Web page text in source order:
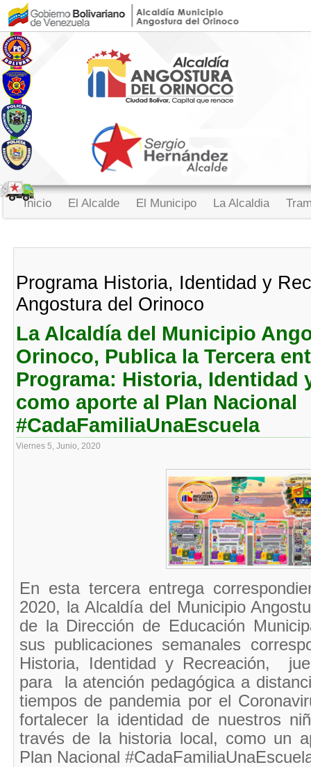
Inicio El Alcalde El Municipo La Alcaldia
Programa Historia, Identidad y
Angostura del Orinoco
La Alcaldía del Municipio
Orinoco, Publica la Tercera
Programa: Historia, Identidad
como aporte al Plan Nacional
#CadaFamiliaUnaEscuela
Viernes 5, Junio, 2020
En esta tercera entrega
2020, la Alcaldía del Municipio
de la Dirección de Educación
sus publicaciones semanales
Historia, Identidad y Recreación,
para la atención pedagógica a
tiempos de pandemia por el
fortalecer la identidad de nuestros
través de la historia local, como un
Plan Nacional